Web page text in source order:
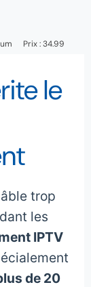
Prix : 34.99
le
trop
les
IPTV
de 20